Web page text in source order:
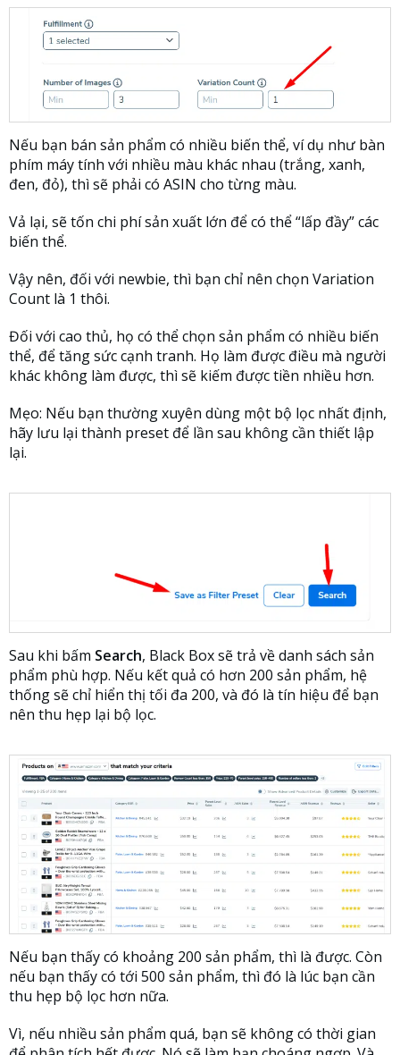
Nếu bạn bán sản phẩm có nhiều biến thể, ví dụ như bàn
phím máy tính với nhiều màu khác nhau (trắng, xanh,
đen, đỏ), thì sẽ phải có ASIN cho từng màu.
Vả lại, sẽ tốn chi phí sản xuất lớn để có thể “lấp đầy” các
biến thể.
Vậy nên, đối với newbie, thì bạn chỉ nên chọn Variation
Count là 1 thôi.
Đối với cao thủ, họ có thể chọn sản phẩm có nhiều biến
thể, để tăng sức cạnh tranh. Họ làm được điều mà người
khác không làm được, thì sẽ kiếm được tiền nhiều hơn.
Mẹo: Nếu bạn thường xuyên dùng một bộ lọc nhất định,
hãy lưu lại thành preset để lần sau không cần thiết lập
lại.
Sau khi bấm Search, Black Box sẽ trả về danh sách sản
phẩm phù hợp. Nếu kết quả có hơn 200 sản phẩm, hệ
thống sẽ chỉ hiển thị tối đa 200, và đó là tín hiệu để bạn
nên thu hẹp lại bộ lọc.
Nếu bạn thấy có khoảng 200 sản phẩm, thì là được. Còn
nếu bạn thấy có tới 500 sản phẩm, thì đó là lúc bạn cần
thu hẹp bộ lọc hơn nữa.
Vì, nếu nhiều sản phẩm quá, bạn sẽ không có thời gian